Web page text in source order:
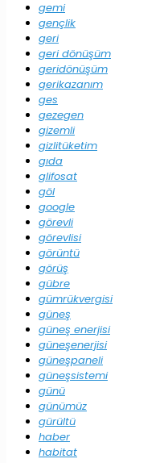
gemi
gençlik
geri
geri dönüşüm
geridönüşüm
gerikazanım
ges
gezegen
gizemli
gizlitüketim
gıda
glifosat
göl
google
görevli
görevlisi
görüntü
görüş
gübre
gümrükvergisi
güneş
güneş enerjisi
güneşenerjisi
güneşpaneli
güneşsistemi
günü
günümüz
gürültü
haber
habitat